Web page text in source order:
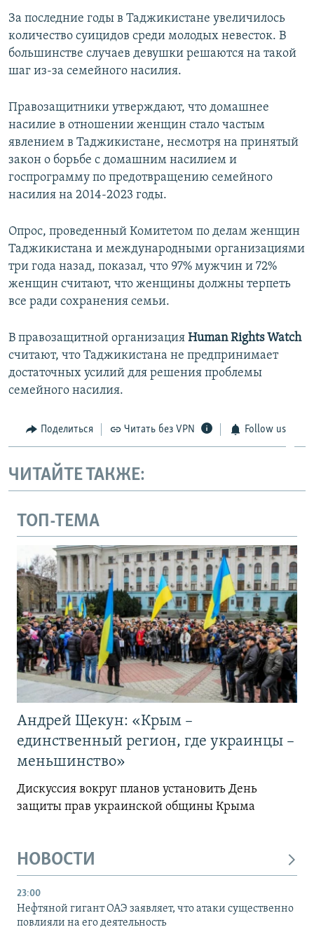
За последние годы в Таджикистане увеличилось
количество суицидов среди молодых невесток. В
большинстве случаев девушки решаются на такой
шаг из-за семейного насилия.
Правозащитники утверждают, что домашнее
насилие в отношении женщин стало частым
явлением в Таджикистане, несмотря на принятый
закон о борьбе с домашним насилием и
госпрограмму по предотвращению семейного
насилия на 2014-2023 годы.
Опрос, проведенный Комитетом по делам женщин
Таджикистана и международными организациями
три года назад, показал, что 97% мужчин и 72%
женщин считают, что женщины должны терпеть
все ради сохранения семьи.
В правозащитной организация Human Rights Watch
считают, что Таджикистана не предпринимает
достаточных усилий для решения проблемы
семейного насилия.
Поделиться Читать без VPN Follow us
ЧИТАЙТЕ ТАКЖЕ:
ТОП-ТЕМА
Андрей Щекун: «Крым –
единственный регион, где украинцы –
меньшинство»
Дискуссия вокруг планов установить День
защиты прав украинской общины Крыма
НОВОСТИ
23:00
Нефтяной гигант ОАЭ заявляет, что атаки существенно
повлияли на его деятельность